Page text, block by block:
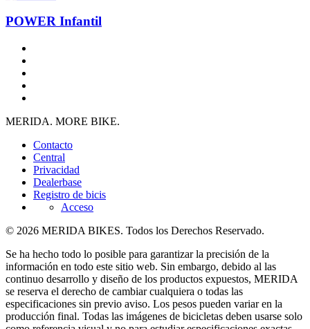
POWER Infantil
MERIDA. MORE BIKE.
Contacto
Central
Privacidad
Dealerbase
Registro de bicis
Acceso
© 2026 MERIDA BIKES. Todos los Derechos Reservado.
Se ha hecho todo lo posible para garantizar la precisión de la
información en todo este sitio web. Sin embargo, debido al las
continuo desarrollo y diseño de los productos expuestos, MERIDA
se reserva el derecho de cambiar cualquiera o todas las
especificaciones sin previo aviso. Los pesos pueden variar en la
producción final. Todas las imágenes de bicicletas deben usarse solo